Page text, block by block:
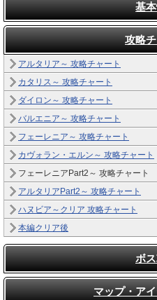
基
攻略
アルタリア～ 攻略チャート
カタリス～ 攻略チャート
ダイロン～ 攻略チャート
バルエニア～ 攻略チャート
フェーレニア～ 攻略チャート
カヴォラン・エルン～ 攻略チャート
フェーレニアPart2～ 攻略チャート
アルタリアPart2～ 攻略チャート
ハヌビア～クリア 攻略チャート
本編クリア後
ボ
マップ・ア